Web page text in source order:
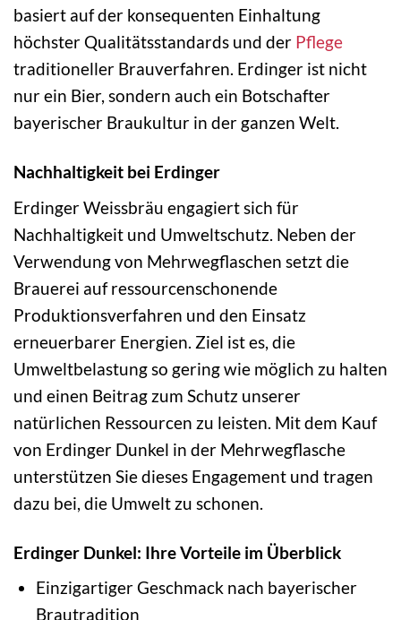
basiert auf der konsequenten Einhaltung
höchster Qualitätsstandards und der Pflege
traditioneller Brauverfahren. Erdinger ist nicht
nur ein Bier, sondern auch ein Botschafter
bayerischer Braukultur in der ganzen Welt.
Nachhaltigkeit bei Erdinger
Erdinger Weissbräu engagiert sich für
Nachhaltigkeit und Umweltschutz. Neben der
Verwendung von Mehrwegflaschen setzt die
Brauerei auf ressourcenschonende
Produktionsverfahren und den Einsatz
erneuerbarer Energien. Ziel ist es, die
Umweltbelastung so gering wie möglich zu halten
und einen Beitrag zum Schutz unserer
natürlichen Ressourcen zu leisten. Mit dem Kauf
von Erdinger Dunkel in der Mehrwegflasche
unterstützen Sie dieses Engagement und tragen
dazu bei, die Umwelt zu schonen.
Erdinger Dunkel: Ihre Vorteile im Überblick
Einzigartiger Geschmack nach bayerischer
Brautradition